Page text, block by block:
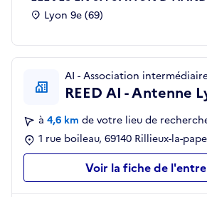
Lyon 9e (69)
AI - Association
REED AI - Antenne
à 4,6 km de votre lieu de
1 rue boileau, 69140 Rillieux-la-pape
Voir la fiche de